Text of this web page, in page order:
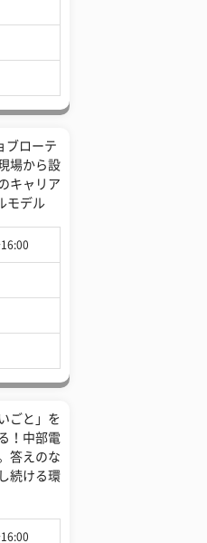
ブローテ
場から設
キャリア
モデル
ごと」を
！中部電
答えのな
続ける環